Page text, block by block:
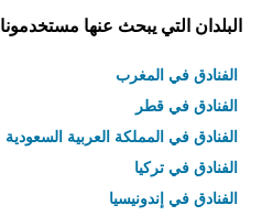
البلدان التي يبحث عنها مستخدمونا
الفنادق في المغرب
الفنادق في قطر
الفنادق في المملكة العربية السعودية
الفنادق في تركيا
الفنادق في إندونيسيا